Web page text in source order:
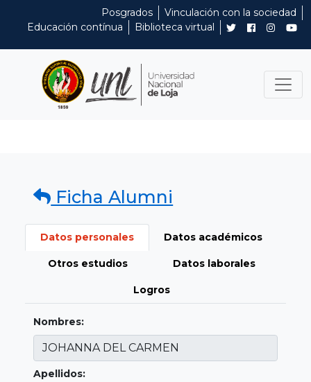
Posgrados
Vinculación con la sociedad
Educación contínua
Biblioteca virtual
Ficha Alumni
Datos personales Datos académicos
Otros estudios Datos laborales
Logros
Nombres:
Apellidos: